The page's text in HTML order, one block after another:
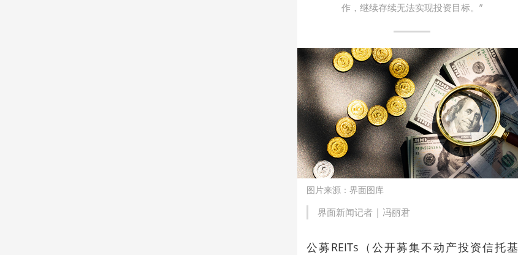
作，继续存续无法实现投资目标。”
图片来源：界面图库
界面新闻记者 | 冯丽君
公募REITs（ 公开募集不动产投资信托基